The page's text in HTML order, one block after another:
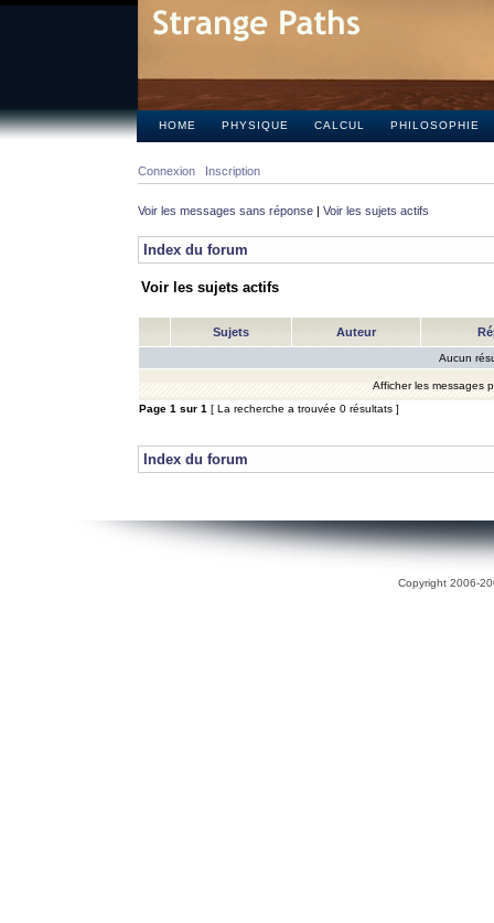
HOME PHYSIQUE CALCUL PHILOSOPHIE
Connexion Inscription
Voir les messages sans réponse | Voir les sujets actifs
Index du forum
Voir les sujets actifs
Sujets Auteur
Aucun
Afficher les messages
Page 1 sur 1 [ La recherche a trouvée 0 résultats ]
Index du forum
Copyright 2006-